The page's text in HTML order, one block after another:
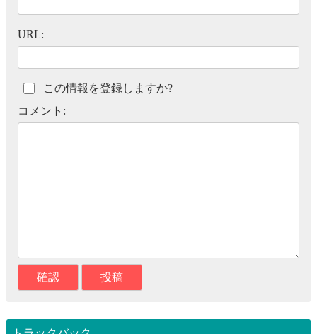
URL:
この情報を登録しますか?
コメント: